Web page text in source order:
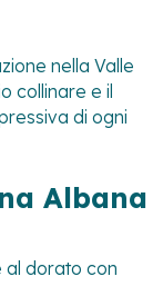
nella Valle
collinare e il
di ogni
Albana
al dorato con